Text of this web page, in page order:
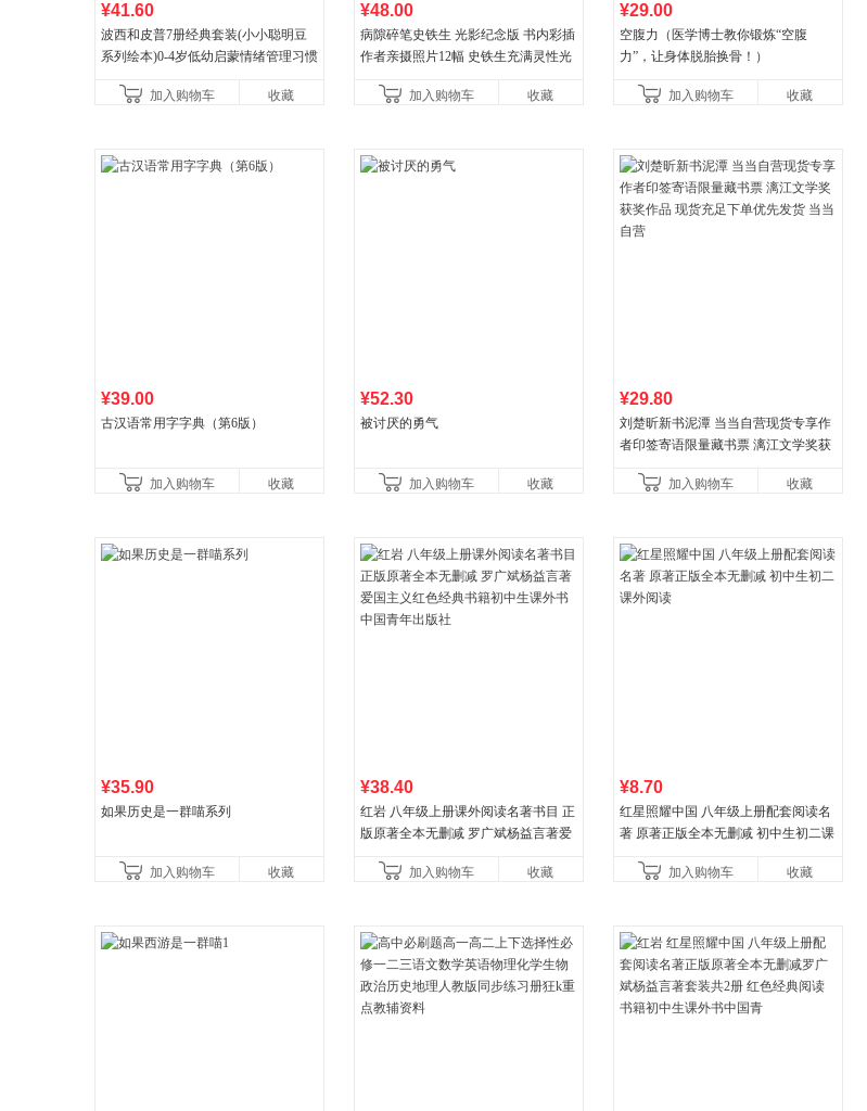
¥41.60
波西和皮普7册经典套装(小小聪明豆
系列绘本)0-4岁低幼启蒙情绪管理习惯
养好品质，发现快
加入购物车 收藏
¥48.00
病隙碎笔史铁生 光影纪念版 书内彩插
作者亲摄照片12幅 史铁生充满灵性光
加入购物车
收藏
¥29.00
空腹力（医学博士教你锻炼“空腹
力”，让身体脱胎换骨！）
加入购物车 收藏
¥39.00
古汉语常用字字典（第6版）
加入购物车 收藏
¥52.30
被讨厌的勇气
加入购物车 收藏
¥29.80
刘楚昕新书泥潭 当当自营现货专享作
者印签寄语限量藏书票 漓江文学奖获
加入购物车 收藏
¥35.90
如果历史是一群喵系列
加入购物车 收藏
¥38.40
红岩 八年级上册课外阅读名著书目 正
版原著全本无删减 罗广斌杨益言著爱
国青年出版社加入购物车 收藏
¥8.70
红星照耀中国 八年级上册配套阅读名
著 原著正版全本无删减 初中生初二课
加入购物车
收藏